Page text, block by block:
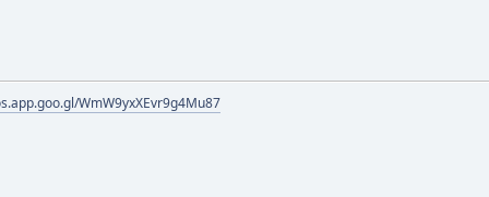
WmW9yxXEvr9g4Mu87